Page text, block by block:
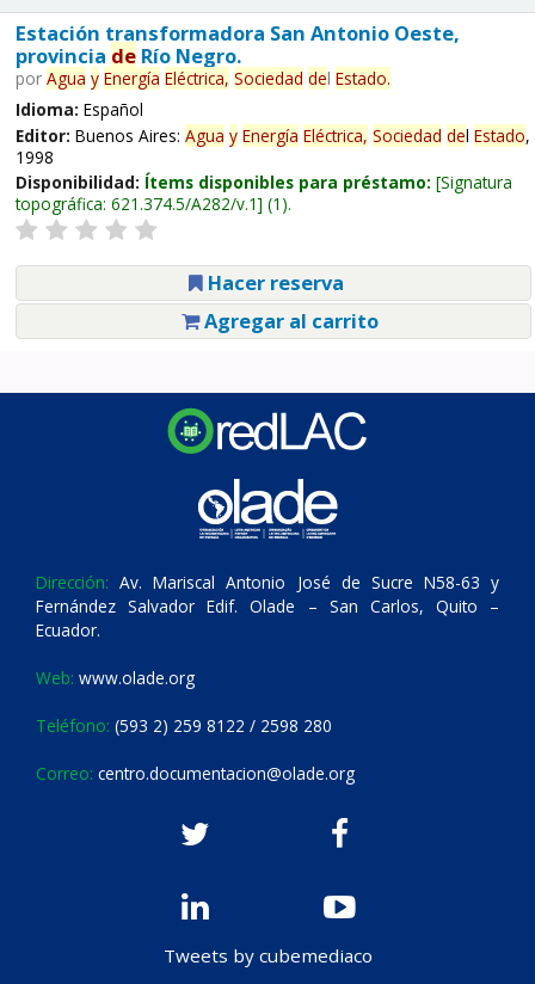
Estación transformadora San Antonio Oeste,
provincia deRío Negro.
por Agua y Energía Eléctrica, Sociedad del Estado.
Idioma: Español
Editor: Buenos Aires: Agua y Energía Eléctrica, Sociedad del Estado,
1998
Disponibilidad: Ítems disponibles para préstamo: Signatura
topográfica: 621.374.5/A282/v.1 (1).
Hacer reserva
Agregar al carrito
Dirección: Av. Mariscal Antonio José de Sucre N58-63 y
Fernández Salvador Edif. Olade – San Carlos, Quito –
Ecuador.
Web: www.olade.org
Teléfono: (593 2) 259 8122 / 2598 280
Correo: centro.documentacion@olade.org
Tweets by cubemediaco